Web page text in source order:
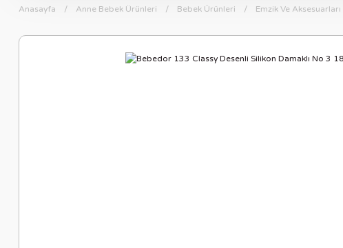
Anasayfa Anne Bebek Ürünleri Bebek Ürünleri Emzik Ve Aksesuarları